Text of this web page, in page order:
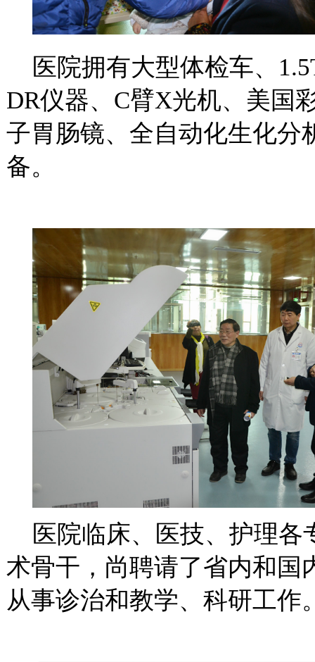
医院拥有大型体检车、
DR仪器、 C臂X光机、美国
子胃肠镜、全自动化生化分
备。
医院临床、医技、护理
术骨干，尚聘请了省内和国
从事诊治和教学、科研工作